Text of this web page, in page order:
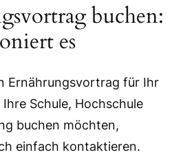
buchen:
es
Ernährungsvortrag für Ihr
Schule, Hochschule
buchen möchten,
einfach kontaktieren.